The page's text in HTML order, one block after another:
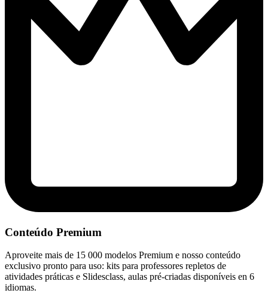
Conteúdo Premium
Aproveite mais de 15 000 modelos Premium e nosso conteúdo
exclusivo pronto para uso: kits para professores repletos de
atividades práticas e Slidesclass, aulas pré-criadas disponíveis en 6
idiomas.